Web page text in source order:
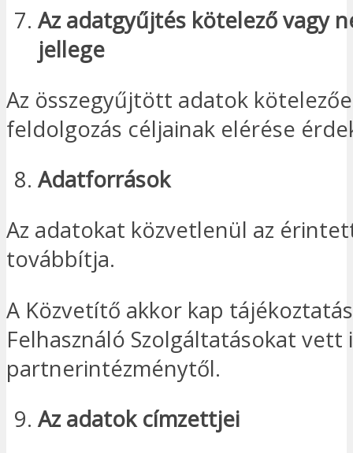
Az adatgyűjtés kötelező vagy
jellege
Az összegyűjtött adatok
feldolgozás céljainak elérése
Adatforrások
Az adatokat közvetlenül az
továbbítja.
A Közvetítő akkor kap
Felhasználó Szolgáltatásokat vett
partnerintézménytől.
Az adatok címzettjei